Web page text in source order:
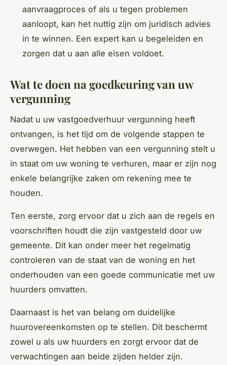
aanvraagproces of als u tegen problemen
aanloopt, kan het nuttig zijn om juridisch advies
in te winnen. Een expert kan u begeleiden en
zorgen dat u aan alle eisen voldoet.
Wat te doen na goedkeuring van uw
vergunning
Nadat u uw vastgoedverhuur vergunning heeft
ontvangen, is het tijd om de volgende stappen te
overwegen. Het hebben van een vergunning stelt u
in staat om uw woning te verhuren, maar er zijn nog
enkele belangrijke zaken om rekening mee te
houden.
Ten eerste, zorg ervoor dat u zich aan de regels en
voorschriften houdt die zijn vastgesteld door uw
gemeente. Dit kan onder meer het regelmatig
controleren van de staat van de woning en het
onderhouden van een goede communicatie met uw
huurders omvatten.
Daarnaast is het van belang om duidelijke
huurovereenkomsten op te stellen. Dit beschermt
zowel u als uw huurders en zorgt ervoor dat de
verwachtingen aan beide zijden helder zijn.